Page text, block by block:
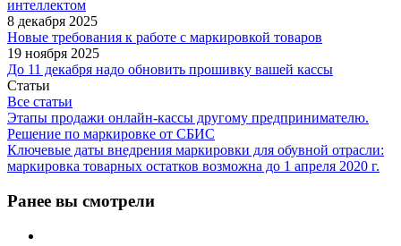
интеллектом
8 декабря 2025
Новые требования к работе с маркировкой товаров
19 ноября 2025
До 11 декабря надо обновить прошивку вашей кассы
Статьи
Все статьи
Этапы продажи онлайн-кассы другому предпринимателю.
Решение по маркировке от СБИС
Ключевые даты внедрения маркировки для обувной отрасли:
маркировка товарных остатков возможна до 1 апреля 2020 г.
Ранее вы смотрели